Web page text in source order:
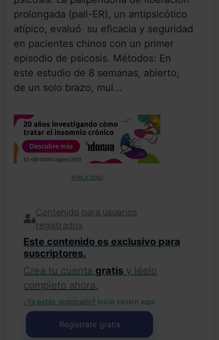
prolongada (pali-ER), un antipsicótico
atípico, evaluó su eficacia y seguridad
en pacientes chinos con un primer
episodio de psicosis. Métodos: En
este estudio de 8 semanas, abierto,
de un solo brazo, mul...
PUBLICIDAD
Contenido para usuarios
registrados
Este contenido es exclusivo para
suscriptores.
Crea tu cuenta gratis y léelo
completo ahora.
¿Ya estás registrado? Inicia sesión aquí .
Regístrate gratis